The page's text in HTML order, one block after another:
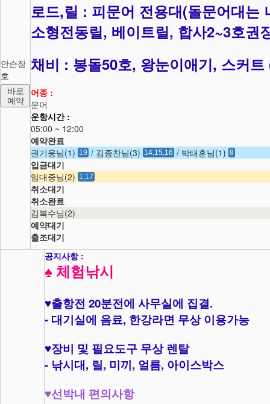
안슨장
호
바로
예약
로드,릴 : 피문어 전용대(돌문어대는
소형전동릴, 베이트릴, 합사2~3호권
채비 : 봉돌50호, 왕눈이애기, 스커
어종 :
문어
운항시간 :
05:00 ~ 12:00
예약완료
권기웅님(1) 19 / 김종찬님(3) 14,15,16 / 박태훈님(1) 8
입금대기
임대중님(2) 1,17
취소대기
취소완료
김복수님(2)
예약대기
출조대기
공지사항 :
♠ 체험낚시
♥출항전 20분전에 사무실에 집결.
- 대기실에 음료, 한강라면 무상 이용가능
♥장비 및 필요도구 무상 렌탈
- 낚시대 , 릴 , 미끼 , 얼름, 아이스박스
♥선박내 편의사항